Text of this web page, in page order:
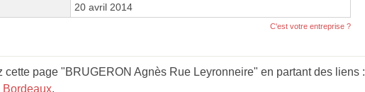
20 avril 2014
C'est votre entreprise ?
cette page "BRUGERON Agnès Rue Leyronneire" en partant des liens :
Bordeaux.